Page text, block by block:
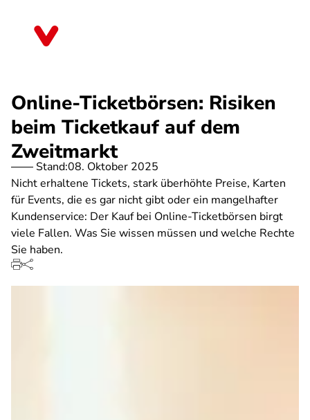
Online-Ticketbörsen: Risiken
beim Ticketkauf auf dem
Zweitmarkt
Stand:08. Oktober 2025
Nicht erhaltene Tickets, stark überhöhte Preise, Karten
für Events, die es gar nicht gibt oder ein mangelhafter
Kundenservice: Der Kauf bei Online-Ticketbörsen birgt
viele Fallen. Was Sie wissen müssen und welche Rechte
Sie haben.